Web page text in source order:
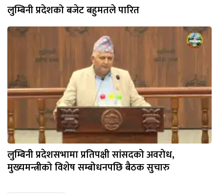
लुम्बिनी प्रदेशको बजेट बहुमतले पारित
लुम्बिनी प्रदेशसभामा प्रतिपक्षी सांसदको अवरोध,
मुख्यमन्त्रीको विशेष सम्बोधनपछि बैठक सुचारु